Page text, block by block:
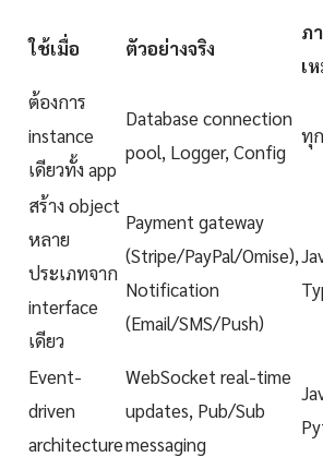
ใช้เมื่อ ตัวอย่างจริง
ภ
เ
ต้องการ
instance
เดียวทั้ง app
Database connection
pool, Logger, Config
ทุ
สร้าง object
หลาย
ประเภทจาก
interface
เดียว
Payment gateway
(Stripe/PayPal/Omise),
Notification
(Email/SMS/Push)
Event-
driven
architecture
WebSocket real-time
updates, Pub/Sub
messaging